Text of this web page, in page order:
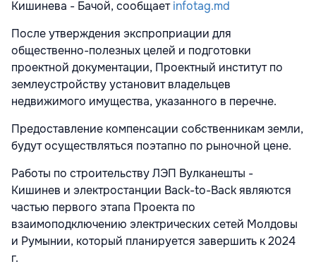
Кишинева - Бачой, сообщаетinfotag.md
После утверждения экспроприации для
общественно-полезных целей и подготовки
проектной документации, Проектный институт по
землеустройству установит владельцев
недвижимого имущества, указанного в перечне.
Предоставление компенсации собственникам земли,
будут осуществляться поэтапно по рыночной цене.
Работы по строительству ЛЭП Вулканешты -
Кишинев и электростанции Back-to-Back являются
частью первого этапа Проекта по
взаимоподключению электрических сетей Молдовы
и Румынии, который планируется завершить к 2024
г.